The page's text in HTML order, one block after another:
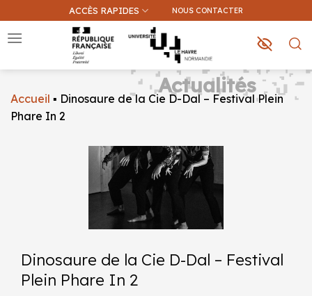
au
contenu
ACCÈS RAPIDES NOUS CONTACTER
Une formation
Accueil ▪ Dinosaure de la Cie D-Dal – Festival Plein
Phare In 2
Dinosaure de la Cie D-Dal – Festival
Plein Phare In 2
Actualités